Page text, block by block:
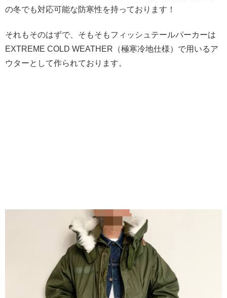
の冬でも対応可能な防寒性を持っております！
それもそのはずで、そもそもフィッシュテールパーカーは
EXTREME COLD WEATHER（極寒冷地仕様）で用いるア
ウターとして作られております。